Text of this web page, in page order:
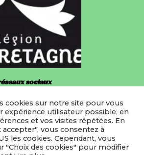
sociaux
cookies sur notre site pour vous
expérience utilisateur possible, en
et vos visites répétées. En
vous consentez à
les cookies. Cependant, vous
"Choix des cookies" pour modifier